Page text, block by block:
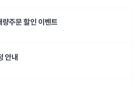
주문 할인 이벤트
안내